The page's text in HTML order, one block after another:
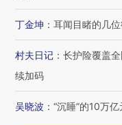
有意思
丁金坤 ： 耳闻目睹的几
村夫日记 ： 长护险覆盖
续加码
吴晓波 ： “沉睡”的10万